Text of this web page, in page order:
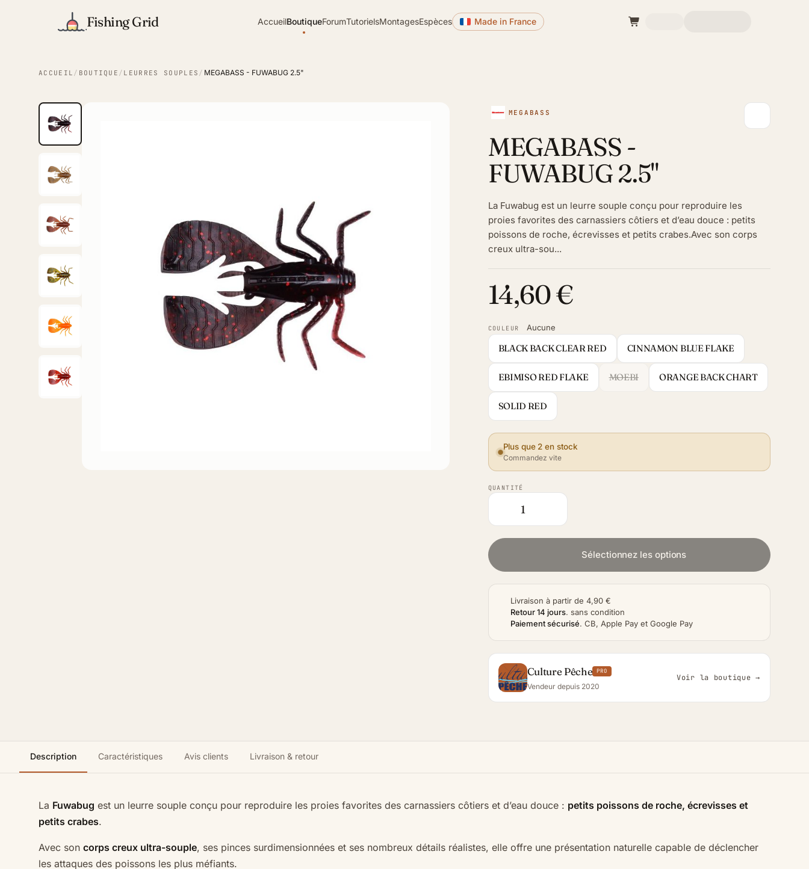
Fishing Grid AccueilBoutiqueForumTutorielsMontagesEspèces Made in France
ACCUEIL / BOUTIQUE / LEURRES SOUPLES / MEGABASS - FUWABUG 2.5"
MEGABASS
MEGABASS -
FUWABUG 2.5"
La Fuwabug est un leurre souple conçu pour reproduire les
proies favorites des carnassiers côtiers et d’eau douce : petits
poissons de roche, écrevisses et petits crabes.Avec son corps
creux ultra-sou...
14,60 €
COULEUR Aucune
BLACK BACK CLEAR RED CINNAMON BLUE FLAKE
EBIMISO RED FLAKE MOEBI ORANGE BACK CHART
SOLID RED
Plus que 2 en stock
Commandez vite
QUANTITÉ
Sélectionnez les options
Livraison à partir de 4,90 €
Retour 14 jours. sans condition
Paiement sécurisé. CB, Apple Pay et Google Pay
Culture Pêche PRO
Vendeur depuis 2020
Voir la boutique →
Description Caractéristiques Avis clients Livraison & retour
La Fuwabug est un leurre souple conçu pour reproduire les proies favorites des carnassiers côtiers et d’eau douce : petits poissons de roche, écrevisses et
petits crabes.
Avec son corps creux ultra-souple, ses pinces surdimensionnées et ses nombreux détails réalistes, elle offre une présentation naturelle capable de déclencher
les attaques des poissons les plus méfiants.